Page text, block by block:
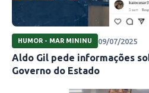
HUMOR - MAR MININU 09/07/2025
Aldo Gil pede informações
Governo do Estado